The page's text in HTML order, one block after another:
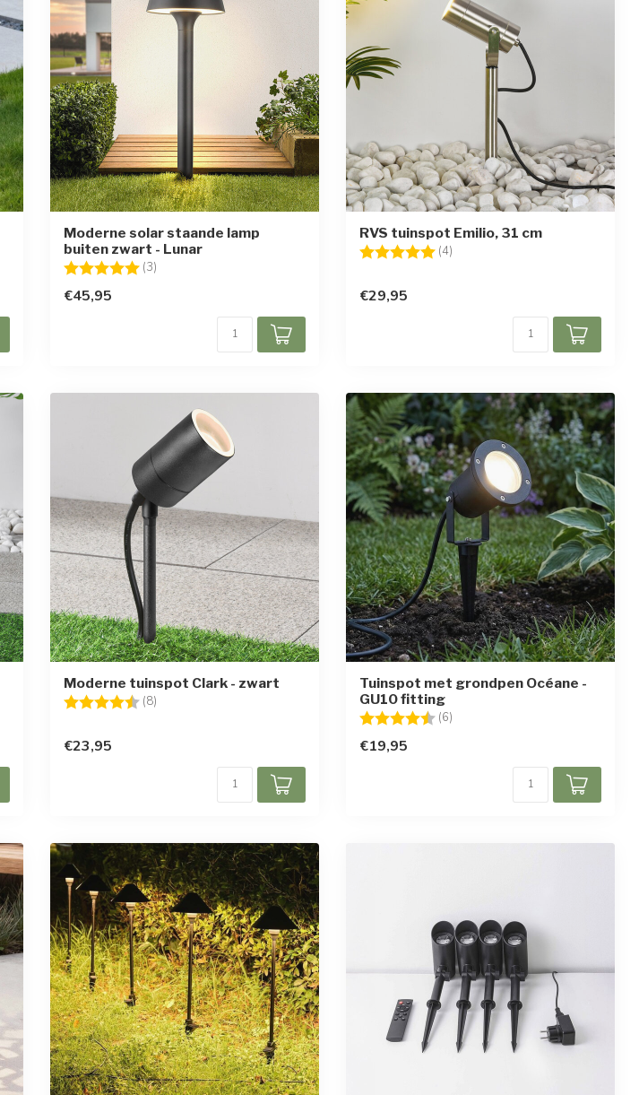
Moderne solar staande lamp
buiten zwart - Lunar
Beoordeling: (3)
€45,95
RVS tuinspot Emilio, 31 cm
Beoordeling: (4)
€29,95
Moderne tuinspot Clark - zwart
Beoordeling: (8)
€23,95
Tuinspot met grondpen Océane -
GU10 fitting
Beoordeling: (6)
€19,95